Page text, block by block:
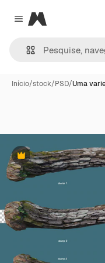
Close menu
Magnific
Início/stock/PSD/Uma
Premium